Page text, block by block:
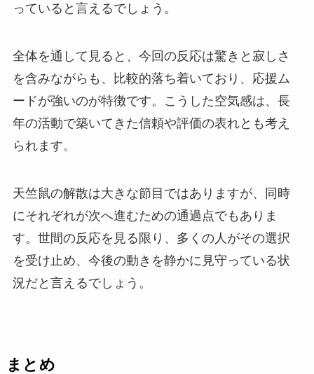
っていると言えるでしょう。
全体を通して見ると、今回の反応は驚きと寂しさ
を含みながらも、比較的落ち着いており、応援ム
ードが強いのが特徴です。こうした空気感は、長
年の活動で築いてきた信頼や評価の表れとも考え
られます。
天竺鼠の解散は大きな節目ではありますが、同時
にそれぞれが次へ進むための通過点でもありま
す。世間の反応を見る限り、多くの人がその選択
を受け止め、今後の動きを静かに見守っている状
況だと言えるでしょう。
まとめ